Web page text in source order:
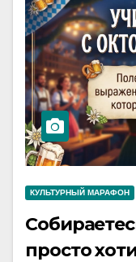
КУЛЬТУРНЫЙ МАРАФОН
просто